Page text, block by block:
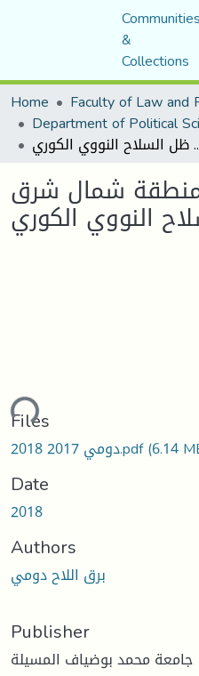
Communities
&
Collections
Home
ظل السلاح النووي الكوري
شمال شرق
النووي الكوري
Files
دومي 2017 2018.pdf(6.14
Date
2018
Authors
برق اللاح دومي
Publisher
جامعة محمد بوضياف المسيلة